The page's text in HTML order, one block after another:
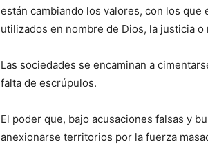
están cambiando los valores, con los
utilizados en nombre de Dios, la justicia o
Las sociedades se encaminan a
falta de escrúpulos.
El poder que, bajo acusaciones falsas y
anexionarse territorios por la fuerza